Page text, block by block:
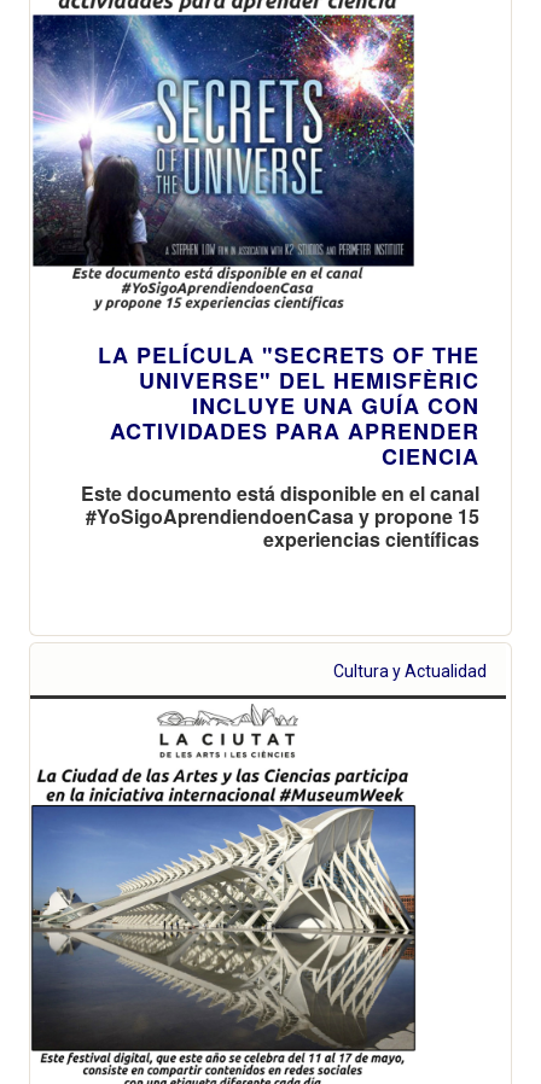
LA PELÍCULA "SECRETS OF THE
UNIVERSE" DEL HEMISFÈRIC
INCLUYE UNA GUÍA CON
ACTIVIDADES PARA APRENDER
CIENCIA
Este documento está disponible en el canal
#YoSigoAprendiendoenCasa y propone 15
experiencias científicas
Cultura y Actualidad